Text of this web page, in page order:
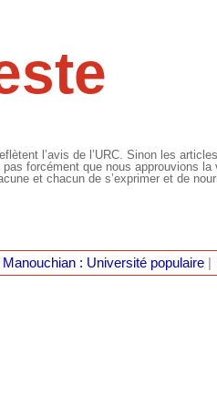
l’avis de l’URC. Sinon les
forcément que nous approuvions
et chacun de s’exprimer et de
: Université populaire|